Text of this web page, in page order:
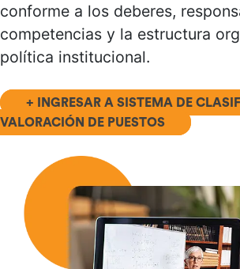
conforme a los deberes,
competencias y la estructura
política institucional.
+ INGRESAR A SISTEMA DE
VALORACIÓN DE PUESTOS